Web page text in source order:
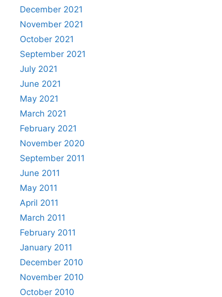
December 2021
November 2021
October 2021
September 2021
July 2021
June 2021
May 2021
March 2021
February 2021
November 2020
September 2011
June 2011
May 2011
April 2011
March 2011
February 2011
January 2011
December 2010
November 2010
October 2010